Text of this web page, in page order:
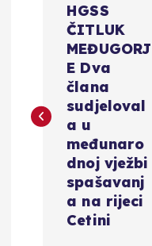
i
HGSS
ČITLUK
MEĐUGORJ
E Dva
člana
sudjeloval
a u
međunaro
dnoj vježbi
spašavanj
a na rijeci
Cetini